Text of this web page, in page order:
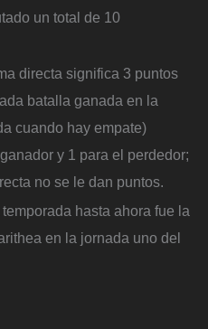
un total de 10
directa significa 3 puntos
batalla ganada en la
cuando hay empate)
y 1 para el perdedor;
no se le dan puntos.
hasta ahora fue la
en la jornada uno del